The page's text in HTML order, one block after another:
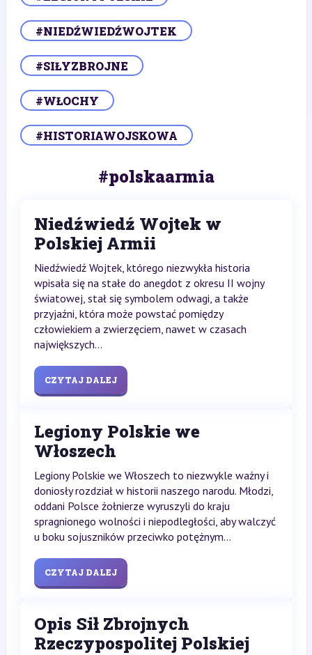
#NIEDŹWIEDŹWOJTEK
#SIŁYZBROJNE
#WŁOCHY
#HISTORIAWOJSKOWA
#polskaarmia
Niedźwiedź Wojtek w
Polskiej Armii
Niedźwiedź Wojtek, którego niezwykła historia
wpisała się na stałe do anegdot z okresu II wojny
światowej, stał się symbolem odwagi, a także
przyjaźni, która może powstać pomiędzy
człowiekiem a zwierzęciem, nawet w czasach
największych...
CZYTAJ DALEJ
Legiony Polskie we
Włoszech
Legiony Polskie we Włoszech to niezwykle ważny i
doniosły rozdział w historii naszego narodu. Młodzi,
oddani Polsce żołnierze wyruszyli do kraju
spragnionego wolności i niepodległości, aby walczyć
u boku sojuszników przeciwko potężnym...
CZYTAJ DALEJ
Opis Sił Zbrojnych
Rzeczypospolitej Polskiej